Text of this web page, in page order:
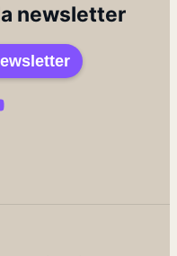
newsletter